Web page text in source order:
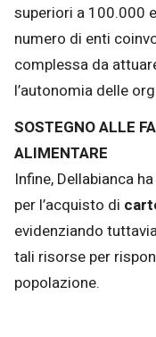
superiori a 100.000
numero di enti
complessa da
l’autonomia delle
SOSTEGNO ALLE
ALIMENTARE
Infine, Dellabianca
per l’acquisto di
evidenziando
tali risorse per
popolazione.